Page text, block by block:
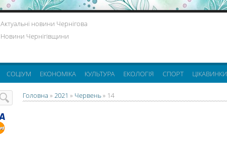
Актуальні новини Чернігова
Новини Чернігівщини
СОЦІУМ ЕКОНОМІКА КУЛЬТУРА ЕКОЛОГІЯ СПОРТ ЦІКАВИНКИ
Головна » 2021 » Червень» 14